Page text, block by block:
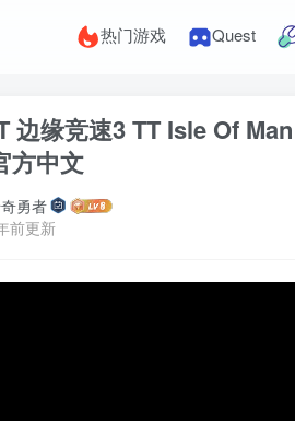
热门游戏 Quest
边缘竞速3 TT Isle Of
方中文
勇者
前更新